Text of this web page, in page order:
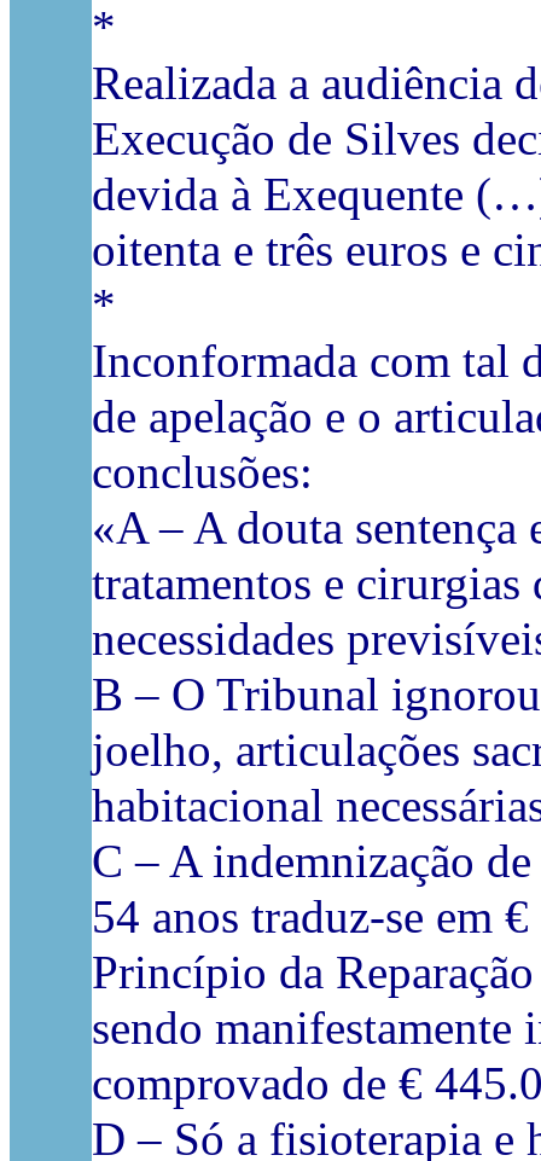
*
Realizada a audiência
Execução de Silves
devida à Exequente
oitenta e três euros e
*
Inconformada com tal
de apelação e o
conclusões:
«A – A douta
tratamentos e
necessidades
B – O Tribunal
joelho, articulações
habitacional
C – A indemnização
54 anos traduz-se em
Princípio da
sendo
comprovado de €
D – Só a fisioterapia e